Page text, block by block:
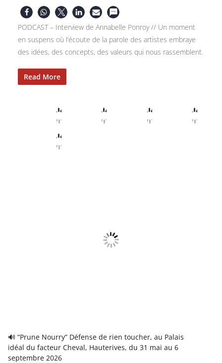
PODCAST – Interview de Annabelle Ponroy // Un moment
en suspens où l’écoute de la parole des artistes embraye
des idées, des concepts, des valeurs qui nous rassemblent.
Read More
🔊 “Prune Nourry” Défense de rien toucher, au Palais
idéal du facteur Cheval, Hauterives, du 31 mai au 6
septembre 2026